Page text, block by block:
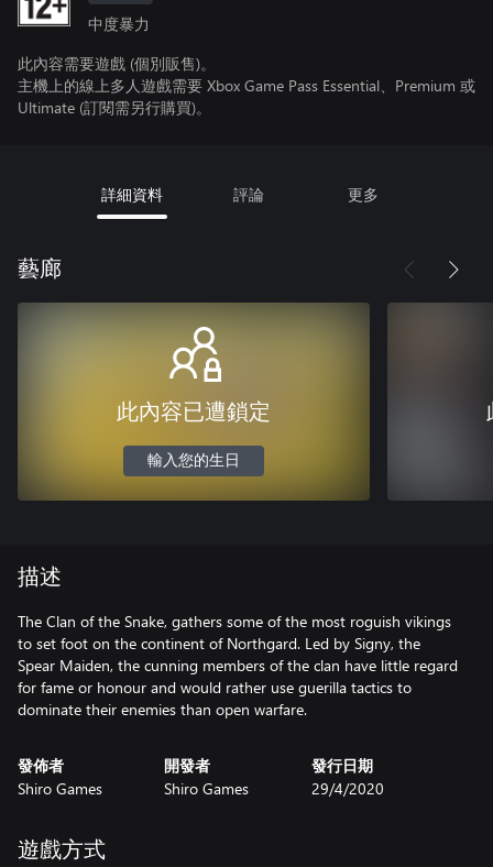
中度暴力
此內容需要遊戲 (個別販售)。
主機上的線上多人遊戲需要 Xbox Game Pass Essential、Premium 或
Ultimate (訂閱需另行購買)。
詳細資料 評論 更多
藝廊
此內容已遭鎖定
輸入您的生日
描述
The Clan of the Snake, gathers some of the most roguish vikings
to set foot on the continent of Northgard. Led by Signy, the
Spear Maiden, the cunning members of the clan have little regard
for fame or honour and would rather use guerilla tactics to
dominate their enemies than open warfare.
發佈者
Shiro Games
開發者
Shiro Games
發行日期
29/4/2020
遊戲方式